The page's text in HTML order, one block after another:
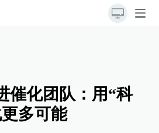
催化团队：用“科
多可能